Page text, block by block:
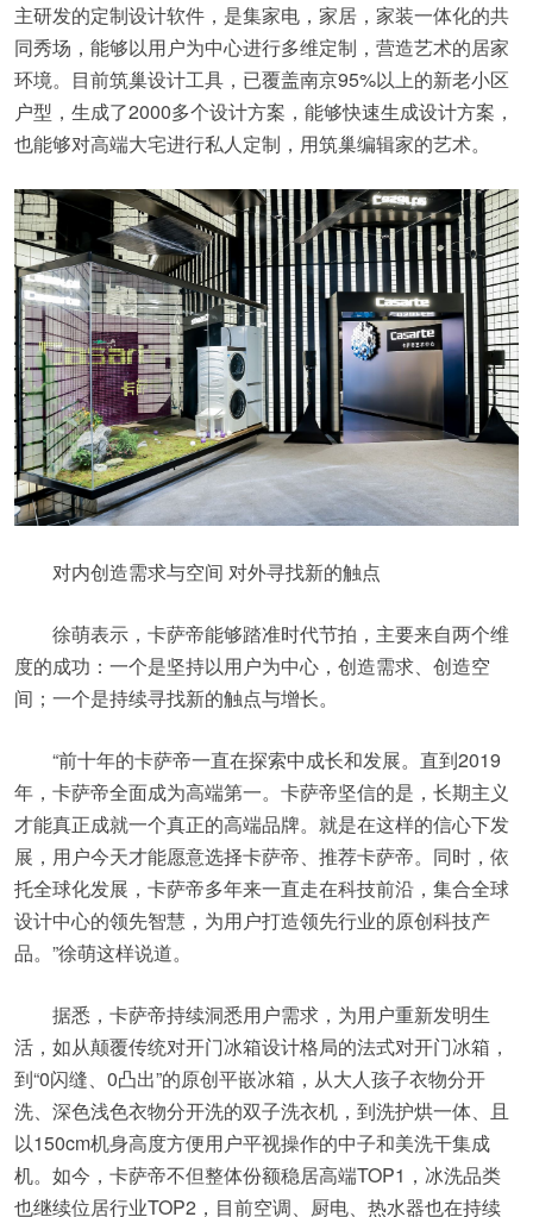
主研发的定制设计软件，是集家电，家居，家装一体化的共
同秀场，能够以用户为中心进行多维定制，营造艺术的居家
环境。目前筑巢设计工具，已覆盖南京95%以上的新老小区
户型，生成了2000多个设计方案，能够快速生成设计方案，
也能够对高端大宅进行私人定制，用筑巢编辑家的艺术。
对内创造需求与空间 对外寻找新的触点
徐萌表示，卡萨帝能够踏准时代节拍，主要来自两个维
度的成功：一个是坚持以用户为中心，创造需求、创造空
间；一个是持续寻找新的触点与增长。
“前十年的卡萨帝一直在探索中成长和发展。直到2019
年，卡萨帝全面成为高端第一。卡萨帝坚信的是，长期主义
才能真正成就一个真正的高端品牌。就是在这样的信心下发
展，用户今天才能愿意选择卡萨帝、推荐卡萨帝。同时，依
托全球化发展，卡萨帝多年来一直走在科技前沿，集合全球
设计中心的领先智慧，为用户打造领先行业的原创科技产
品。”徐萌这样说道。
据悉，卡萨帝持续洞悉用户需求，为用户重新发明生
活，如从颠覆传统对开门冰箱设计格局的法式对开门冰箱，
到“0闪缝、0凸出”的原创平嵌冰箱，从大人孩子衣物分开
洗、深色浅色衣物分开洗的双子洗衣机，到洗护烘一体、且
以150cm机身高度方便用户平视操作的中子和美洗干集成
机。如今，卡萨帝不但整体份额稳居高端TOP1，冰洗品类
也继续位居行业TOP2，目前空调、厨电、热水器也在持续